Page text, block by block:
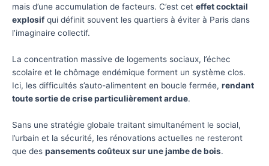
mais d’une accumulation de facteurs. C’est cet effet cocktail
explosif qui définit souvent les quartiers à éviter à Paris dans
l’imaginaire collectif.
La concentration massive de logements sociaux, l’échec
scolaire et le chômage endémique forment un système clos.
Ici, les difficultés s’auto-alimentent en boucle fermée, rendant
toute sortie de crise particulièrement ardue.
Sans une stratégie globale traitant simultanément le social,
l’urbain et la sécurité, les rénovations actuelles ne resteront
que des pansements coûteux sur une jambe de bois.